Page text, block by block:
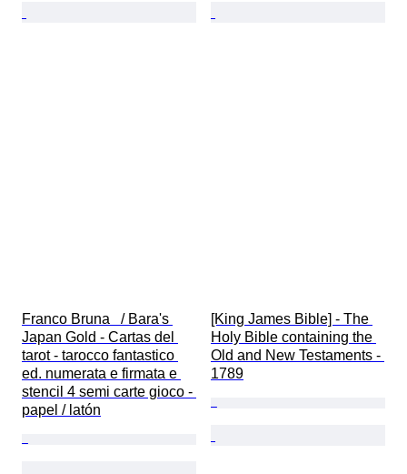
Franco Bruna   / Bara's
Japan Gold - Cartas del
tarot - tarocco fantastico
ed. numerata e firmata e
stencil 4 semi carte gioco -
papel / latón
[King James Bible] - The
Holy Bible containing the
Old and New Testaments -
1789